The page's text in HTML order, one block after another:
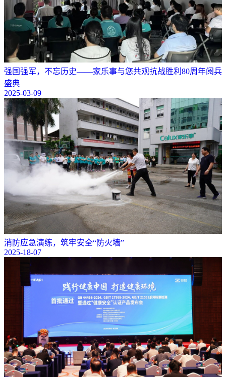
强国强军，不忘历史——家乐事与您共观抗战胜利80周年阅兵
盛典
2025-03-09
消防应急演练，筑牢安全“防火墙”
2025-18-07